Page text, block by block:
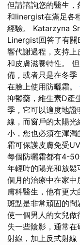
但請諮詢您的醫生
和linergist在滿足各
經驗。 Katarzyna
Linergist回答了有
響代謝過程，支持
和皮膚滋養特性。
備，或者只是在冬
在臉上使用防曬霜。
抑鬱藥，維生素D產
季，它可以適度地
線，而窗戶的太陽
小，您也必須在渾濁
霜可保護皮膚免受
每個防曬霜都有4-
年輕時的陽光和放鬆
個月的治療中在家
膚科醫生，他有更大
斑點是非常頑固的問
使一個男人的女兒
失一些陰影，通常
射線，加上反式射線